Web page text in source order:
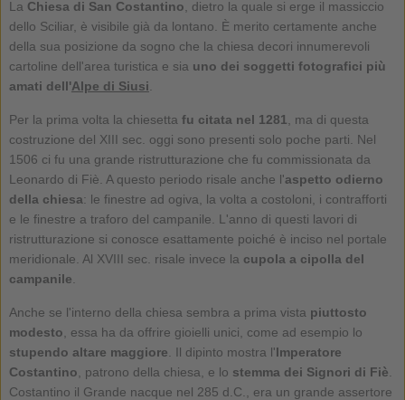
La Chiesa di San Costantino , dietro la quale si erge il massiccio
dello Sciliar, è visibile già da lontano. È merito certamente anche
della sua posizione da sogno che la chiesa decori innumerevoli
cartoline dell'area turistica e sia uno dei soggetti fotografici più
amati dell'Alpe di Siusi
Per la prima volta la chiesetta fu citata nel 1281
, ma di questa
costruzione del XIII sec. oggi sono presenti solo poche parti. Nel
1506 ci fu una grande ristrutturazione che fu commissionata da
Leonardo di Fiè. A questo periodo risale anche l'aspetto odierno
della chiesa: le finestre ad ogiva, la volta a costoloni, i contrafforti
e le finestre a traforo del campanile. L'anno di questi lavori di
ristrutturazione si conosce esattamente poiché è inciso nel portale
meridionale. Al XVIII sec. risale invece la cupola a cipolla del
campanile
Anche se l'interno della chiesa sembra a prima vista piuttosto
modesto , essa ha da offrire gioielli unici, come ad esempio lo
stupendo altare maggiore . Il dipinto mostra l'Imperatore
Costantino , patrono della chiesa, e lo stemma dei Signori di Fiè
Costantino il Grande nacque nel 285 d.C., era un grande assertore